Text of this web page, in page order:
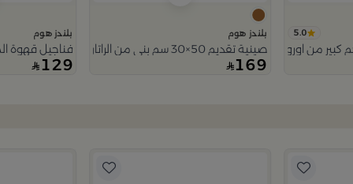
5.0
من اورورا
بلندز هوم
صينية تقديم 50×30 سم بني من الراتان والخشب بتصميم طبيعي من أورورا
169
بلندز هوم
فناجيل قهوة
129